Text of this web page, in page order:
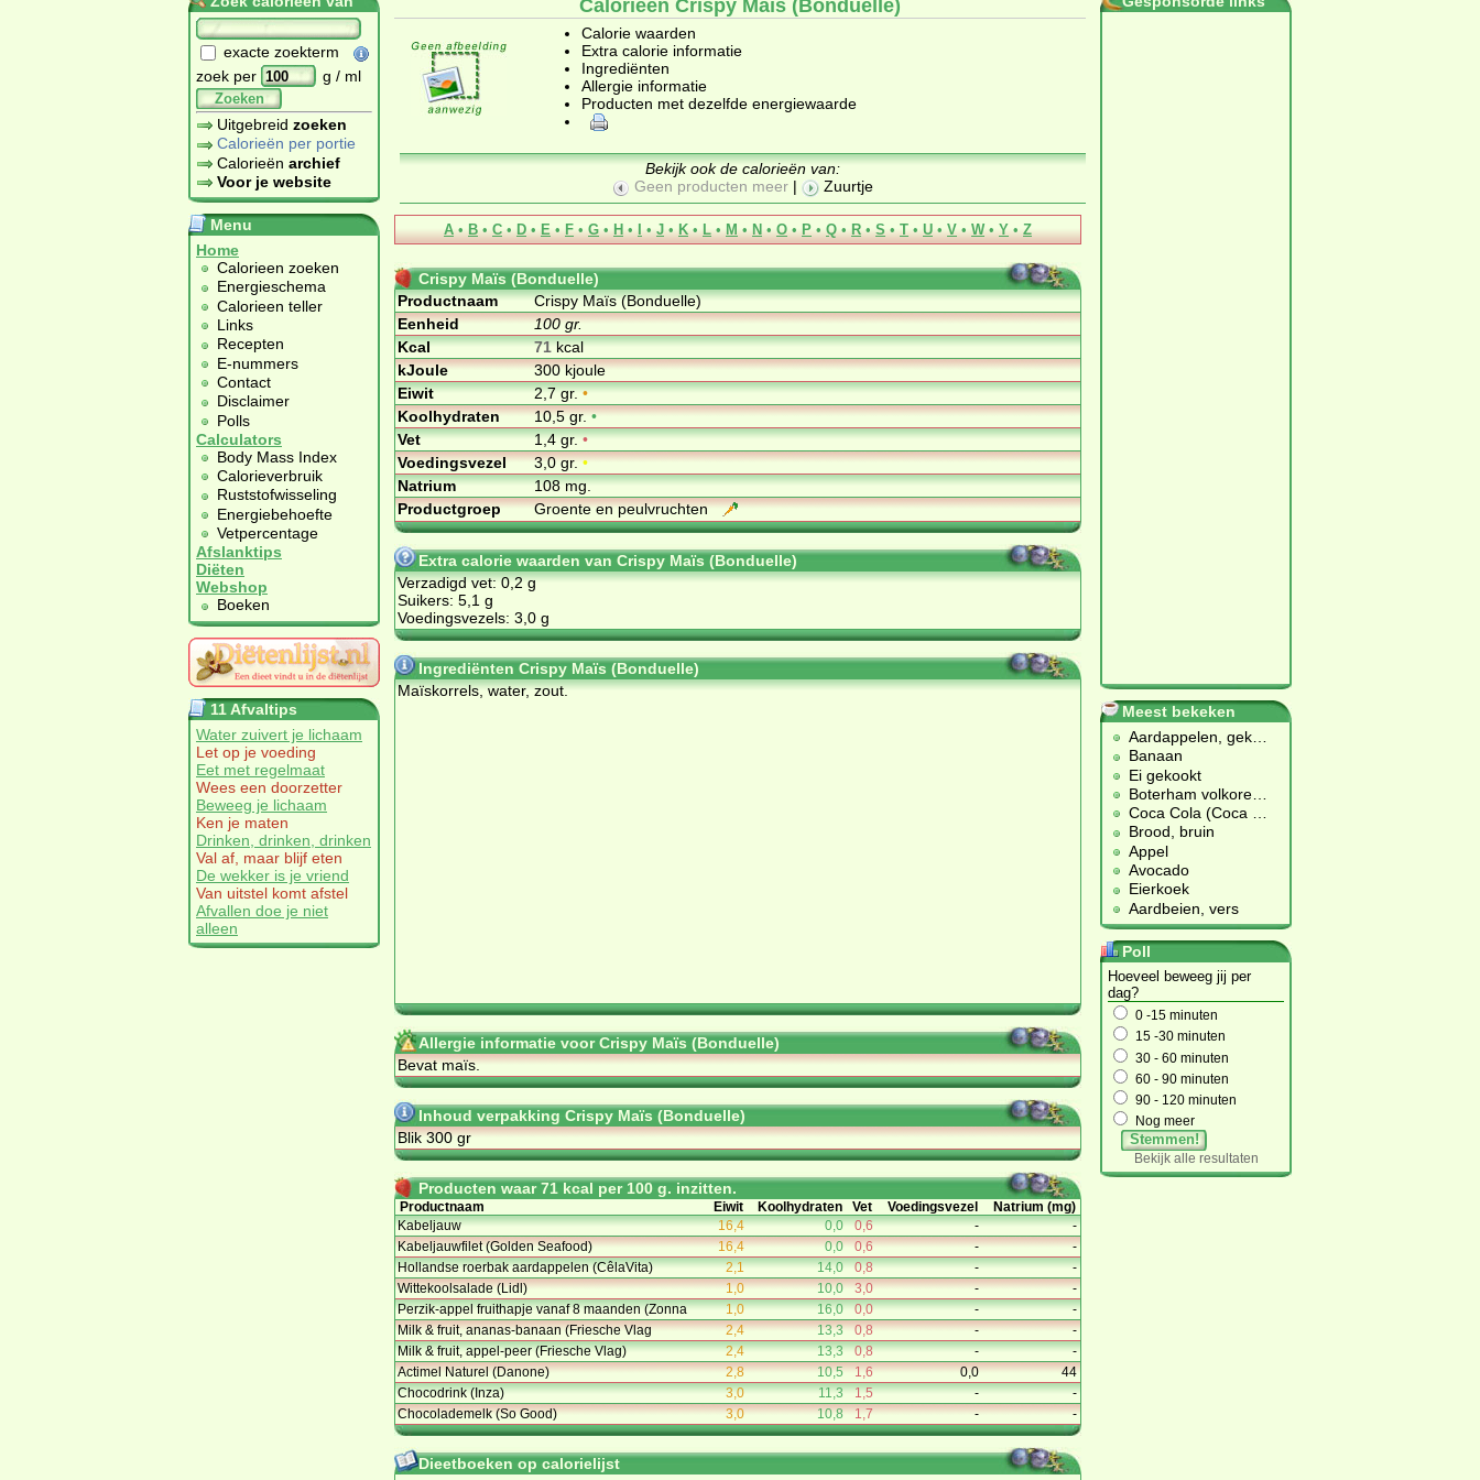
exacte zoekterm
zoek per
g / ml
Zoeken
Uitgebreid zoeken
Calorieën per portie
Calorieën archief
Voor je website
Menu
Home
Calorieen zoeken
Energieschema
Calorieen teller
Links
Recepten
E-nummers
Contact
Disclaimer
Polls
Calculators
Body Mass Index
Calorieverbruik
Ruststofwisseling
Energiebehoefte
Vetpercentage
Afslanktips
Diëten
Webshop
Boeken
11 Afvaltips
Water zuivert je lichaam
Let op je voeding
Eet met regelmaat
Wees een doorzetter
Beweeg je lichaam
Ken je maten
Drinken, drinken, drinken
Val af, maar blijf eten
De wekker is je vriend
Van uitstel komt afstel
Afvallen doe je niet
alleen
Calorieën Crispy Maïs (Bonduelle)
Calorie waarden
Extra calorie informatie
Ingrediënten
Allergie informatie
Producten met dezelfde energiewaarde
Bekijk ook de calorieën van:
Geen producten meer | Zuurtje
A • B • C • D • E • F • G • H • I • J • K • L • M • N • O • P • Q • R • S • T • U • V • W • Y • Z
Crispy Maïs (Bonduelle)
Productnaam
Crispy Maïs (Bonduelle)
Eenheid
100 gr.
Kcal
71kcal
kJoule
300 kjoule
Eiwit
2,7 gr.•
Koolhydraten
10,5 gr.•
Vet
1,4 gr.•
Voedingsvezel
3,0 gr.•
Natrium
108 mg.
Productgroep
Groente en peulvruchten
Extra calorie waarden van Crispy Maïs (Bonduelle)
Verzadigd vet: 0,2 g
Suikers: 5,1 g
Voedingsvezels: 3,0 g
Ingrediënten Crispy Maïs (Bonduelle)
Ma­ïs­kor­rels, wa­ter, zout.
Allergie informatie voor Crispy Maïs (Bonduelle)
Be­vat ma­ïs.
Inhoud verpakking Crispy Maïs (Bonduelle)
Blik 300 gr
Producten waar 71 kcal per 100 g. inzitten.
Productnaam Eiwit Koolhydraten Vet Voedingsvezel
Natrium (mg)
Kabeljauw
16,4 0,0 0,6 -
-
Kabeljauwfilet (Golden Seafood)
16,4 0,0 0,6 -
-
Hollandse roerbak aardappelen (CêlaVita)
2,1 14,0 0,8 -
-
Wittekoolsalade (Lidl)
1,0 10,0 3,0 -
-
Perzik-appel fruithapje vanaf 8 maanden (Zonna
1,0 16,0 0,0 -
-
Milk & fruit, ananas-banaan (Friesche Vlag
2,4 13,3 0,8 -
-
Milk & fruit, appel-peer (Friesche Vlag)
2,4 13,3 0,8 -
-
Actimel Naturel (Danone)
2,8 10,5 1,6 0,0
44
Chocodrink (Inza)
3,0 11,3 1,5 -
-
Chocolademelk (So Good)
3,0 10,8 1,7 - -
Dieetboeken op calorielijst
Meest bekeken
Aardappelen, gek
Banaan
Ei gekookt
Boterham volkore
Coca Cola (Coca
Brood, bruin
Appel
Avocado
Eierkoek
Aardbeien, vers
Poll
Hoeveel beweeg jij per
dag?
0 -15 minuten
15 -30 minuten
30 - 60 minuten
60 - 90 minuten
90 - 120 minuten
Nog meer
Stemmen!
Bekijk alle resultaten